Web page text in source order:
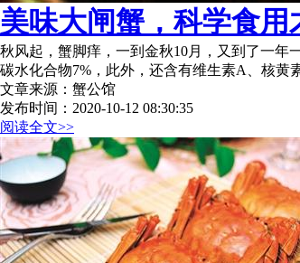
美味大闸蟹，科学食用
秋风起，蟹脚痒，一到金秋10月，又到了一年
碳水化合物7%，此外，还含有维生素A、核
文章来源：蟹公馆
发布时间：2020-10-12 08:30:35
阅读全文>>